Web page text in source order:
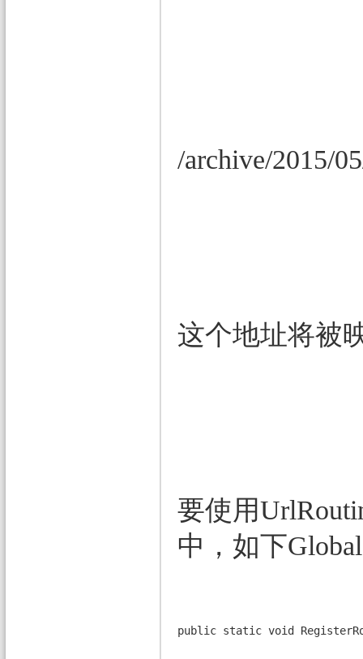
/archive/2015/
这个地址将被
要使用
中，如下
public static void